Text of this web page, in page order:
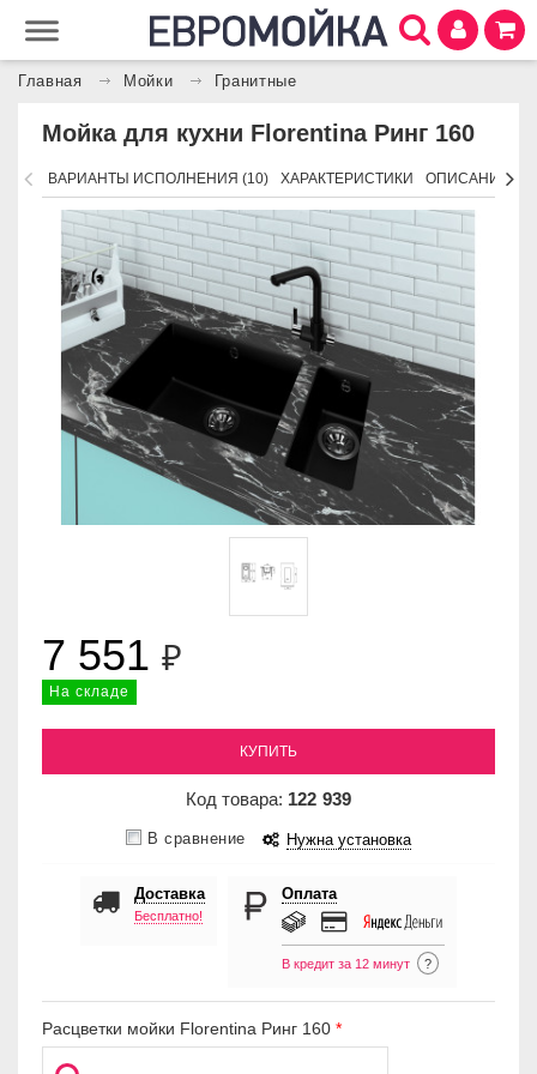
Главная Мойки Гранитные
Мойка для кухни Florentina Ринг 160
ВАРИАНТЫ ИСПОЛНЕНИЯ (10) ХАРАКТЕРИСТИКИ ОПИСАНИЕ
7 551 ₽
На складе
КУПИТЬ
Код товара: 122 939
В сравнение Нужна установка
Доставка
Бесплатно!
Оплата
В кредит за 12 минут ?
Расцветки мойки Florentina Ринг 160